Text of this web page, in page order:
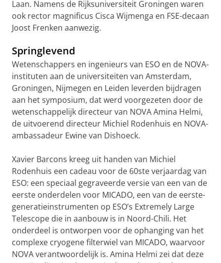
Laan. Namens de Rijksuniversiteit Groningen waren
ook rector magnificus Cisca Wijmenga en FSE-decaan
Joost Frenken aanwezig.
Springlevend
Wetenschappers en ingenieurs van ESO en de NOVA-
instituten aan de universiteiten van Amsterdam,
Groningen, Nijmegen en Leiden leverden bijdragen
aan het symposium, dat werd voorgezeten door de
wetenschappelijk directeur van NOVA Amina Helmi,
de uitvoerend directeur Michiel Rodenhuis en NOVA-
ambassadeur Ewine van Dishoeck.
Xavier Barcons kreeg uit handen van Michiel
Rodenhuis een cadeau voor de 60ste verjaardag van
ESO: een speciaal gegraveerde versie van een van de
eerste onderdelen voor MICADO, een van de eerste-
generatieinstrumenten op ESO’s Extremely Large
Telescope die in aanbouw is in Noord-Chili. Het
onderdeel is ontworpen voor de ophanging van het
complexe cryogene filterwiel van MICADO, waarvoor
NOVA verantwoordelijk is. Amina Helmi zei dat deze